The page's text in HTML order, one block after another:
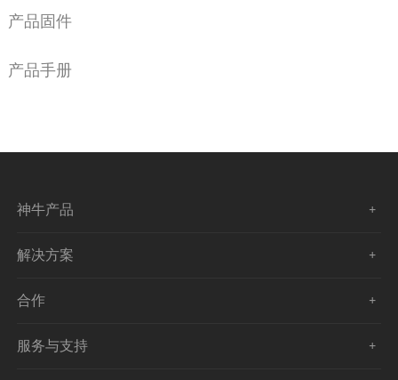
产品固件
产品手册
神牛产品
解决方案
合作
服务与支持